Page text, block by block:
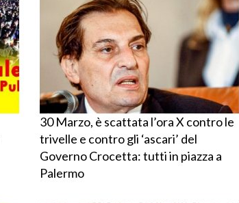
30 Marzo, è scattata l’ora X contro le
trivelle e contro gli ‘ascari’ del
Governo Crocetta: tutti in piazza a
Palermo